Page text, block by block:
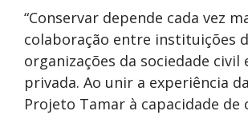
“Conservar depende cada vez
colaboração entre instituições
organizações da sociedade civil
privada. Ao unir a experiência
Projeto Tamar à capacidade de